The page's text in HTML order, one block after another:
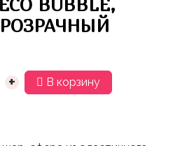
BUBBLE,
+ В корзину